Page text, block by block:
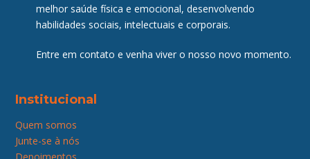
melhor saúde física e emocional, desenvolvendo
habilidades sociais, intelectuais e corporais.
Entre em contato e venha viver o nosso novo momento.
Institucional
Quem somos
Junte-se à nós